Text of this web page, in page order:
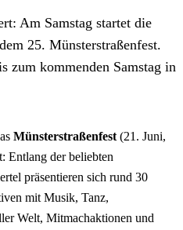
Am Samstag startet die
25. Münsterstraßenfest.
zum kommenden Samstag in
Münsterstraßenfest (21. Juni,
Entlang der beliebten
präsentieren sich rund 30
mit Musik, Tanz,
Welt, Mitmachaktionen und